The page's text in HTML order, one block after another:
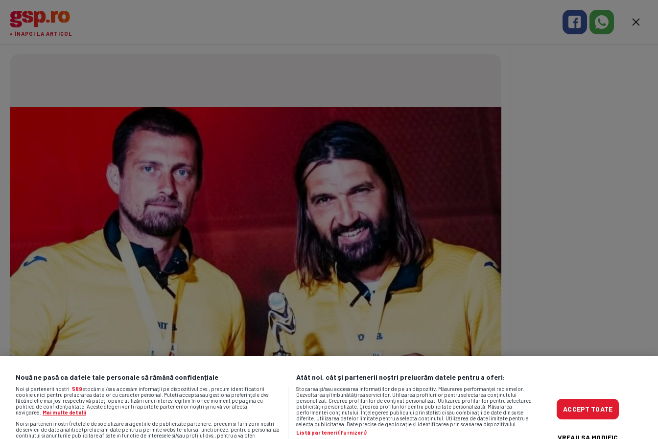
« ÎNAPOI LA ARTICOL
Nouă ne pasă ca datele tale personale să rămână confidențiale
Noi și partenerii noștri 589 stocăm și/sau accesăm informații pe dispozitivul dvs., precum identificatorii
cookie unici pentru prelucrarea datelor cu caracter personal. Puteți accepta sau gestiona preferințele dvs.
făcând clic mai jos, respectiv vă puteți opune utilizării unui interes legitim în orice moment pe pagina cu
politica de confidențialitate. Aceste alegeri vor fi raportate partenerilor noștri și nu vă vor afecta
navigarea.
Mai multe detalii
Noi si partenerii nostri (retelele de socializare si agentiile de publicitate partenere, precum si furnizorii nostri
de servicii de date analitice) prelucram date pentru a permite website-ului sa functioneze, pentru a personaliza
continutul si anunturile publicitare afisate in functie de interesele si/sau profilul dvs., pentru a va oferi
Atât noi, cât și partenerii noștri prelucrăm datele pentru a oferi:
Stocarea și/sau accesarea informațiilor de pe un dispozitiv. Măsurarea performanței reclamelor.
Dezvoltarea și îmbunătățirea serviciilor. Utilizarea profilurilor pentru selectarea conținutului
personalizat. Crearea profilurilor de conținut personalizat. Utilizarea profilurilor pentru selectarea
publicității personalizate. Crearea profilurilor pentru publicitate personalizată. Măsurarea
performanței conținutului. Înțelegerea publicului prin statistici sau combinații de date din surse
diferite. Utilizarea datelor limitate pentru a selecta conținutul. Utilizarea de date limitate pentru a
selecta publicitatea. Date precise de geolocație și identificarea prin scanarea dispozitivului.
Listă parteneri (furnizori)
ACCEPT TOATE
VREAU SA MODIFIC